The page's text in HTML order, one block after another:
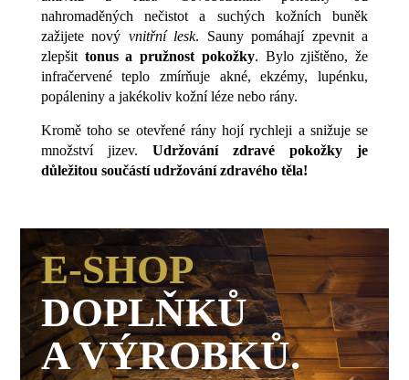
nahromaděných nečistot a suchých kožních buněk
zažijete nový vnitřní lesk. Sauny pomáhají zpevnit a
zlepšit tonus a pružnost pokožky. Bylo zjištěno, že
infračervené teplo zmírňuje akné, ekzémy, lupénku,
popáleniny a jakékoliv kožní léze nebo rány.
Kromě toho se otevřené rány hojí rychleji a snižuje se
množství jizev. Udržování zdravé pokožky je
důležitou součástí udržování zdravého těla!
E-SHOP
DOPLŇKŮ
A VÝROBKŮ.